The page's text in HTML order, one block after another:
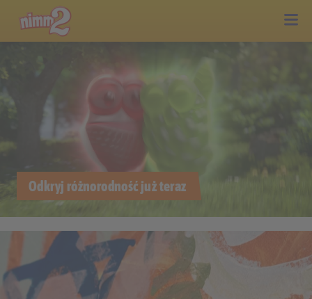
Odkryj różnorodność już teraz